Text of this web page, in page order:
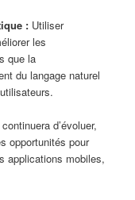
:Utiliser
les
que la
du langage naturel
d’évoluer,
opportunités pour
applications mobiles,